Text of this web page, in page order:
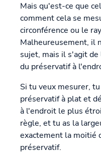
Mais qu'est-ce que
comment cela se
circonférence ou le
Malheureusement, il
sujet, mais il s'agit
du préservatif à
Si tu veux mesurer,
préservatif à plat et
à l'endroit le plus
règle, et tu as la
exactement la moitié
préservatif.